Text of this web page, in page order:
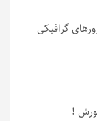
گرافیکی
!